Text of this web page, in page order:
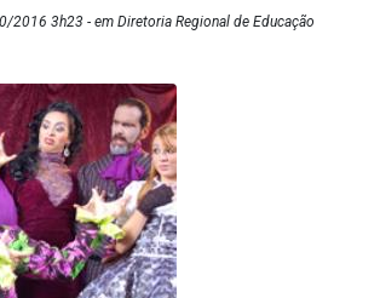
2016 3h23 - em Diretoria Regional de Educação